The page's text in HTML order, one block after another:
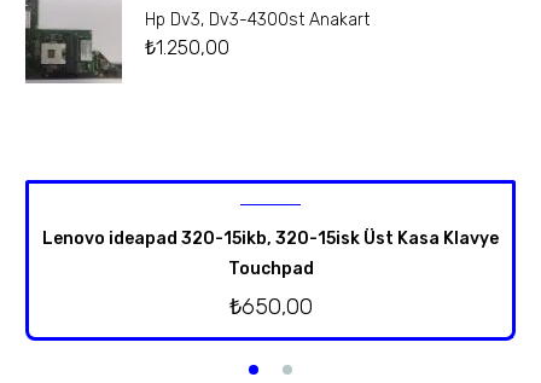
Hp Dv3, Dv3-4300st Anakart
₺1.250,00
Lenovo ideapad 320-15ikb, 320-15isk Üst Kasa Klavye
Touchpad
₺650,00